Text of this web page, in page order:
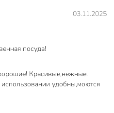
Утренний барокко
для
посудомоечной
03.11.2025
посуда!
Красивые,нежные.
удобны,моются